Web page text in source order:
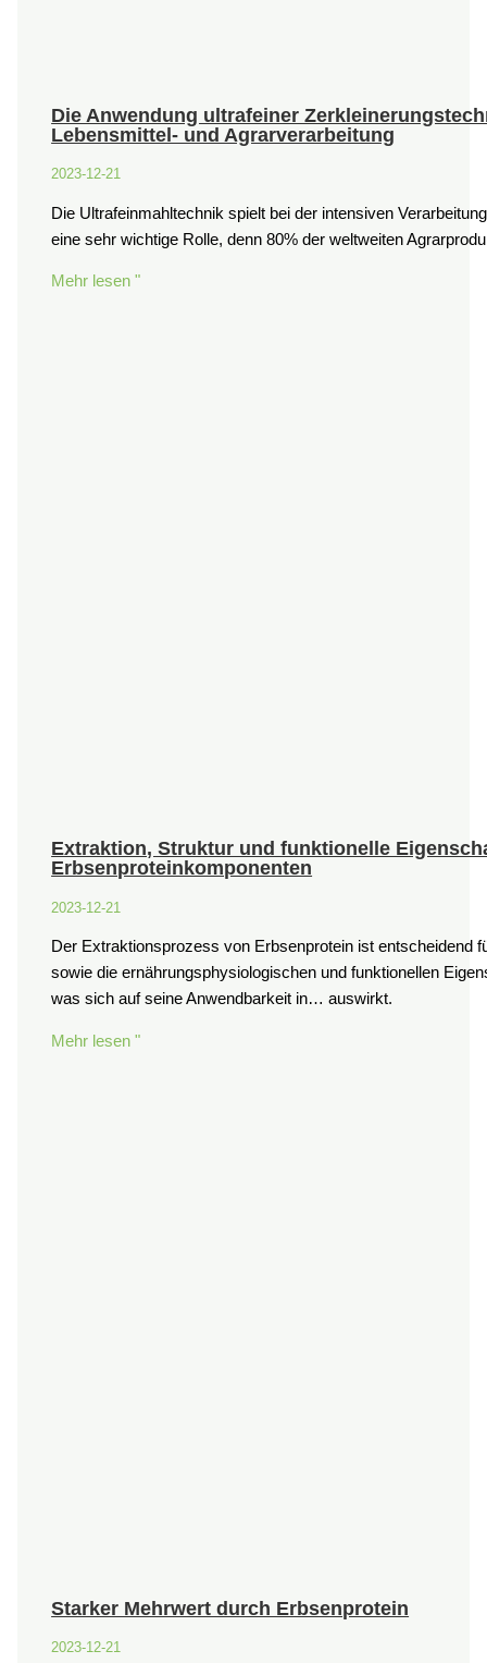
Die Anwendung ultrafeiner
Lebensmittel- und Agrarverarbeitung
2023-12-21
Die Ultrafeinmahltechnik spielt bei der intensiven
eine sehr wichtige Rolle, denn 80% der weltweiten
Mehr lesen "
Extraktion, Struktur und funktionelle
Erbsenproteinkomponenten
2023-12-21
Der Extraktionsprozess von Erbsenprotein ist entscheidend
sowie die ernährungsphysiologischen und funktionellen
was sich auf seine Anwendbarkeit in… auswirkt.
Mehr lesen "
Starker Mehrwert durch Erbsenprotein
2023-12-21